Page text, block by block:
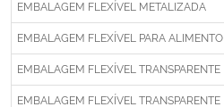
EMBALAGEM FLEXÍVEL METALIZADA
EMBALAGEM FLEXÍVEL PARA ALIMENTO
EMBALAGEM FLEXÍVEL TRANSPARENTE
EMBALAGEM FLEXÍVEL TRANSPARENTE